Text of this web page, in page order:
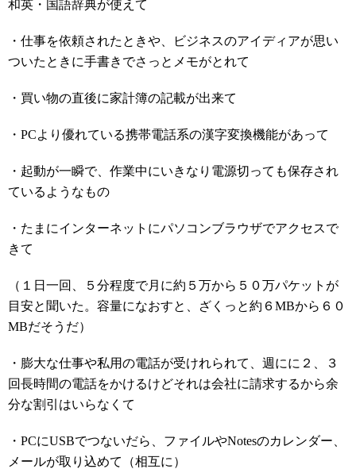
和英・国語辞典が使えて
・仕事を依頼されたときや、ビジネスのアイディアが思い
ついたときに手書きでさっとメモがとれて
・買い物の直後に家計簿の記載が出来て
・PCより優れている携帯電話系の漢字変換機能があって
・起動が一瞬で、作業中にいきなり電源切っても保存され
ているようなもの
・たまにインターネットにパソコンブラウザでアクセスで
きて
（１日一回、５分程度で月に約５万から５０万パケットが
目安と聞いた。容量になおすと、ざくっと約６MBから６０
MBだそうだ）
・膨大な仕事や私用の電話が受けれられて、週にに２、３
回長時間の電話をかけるけどそれは会社に請求するから余
分な割引はいらなくて
・PCにUSBでつないだら、ファイルやNotesのカレンダー、
メールが取り込めて（相互に）